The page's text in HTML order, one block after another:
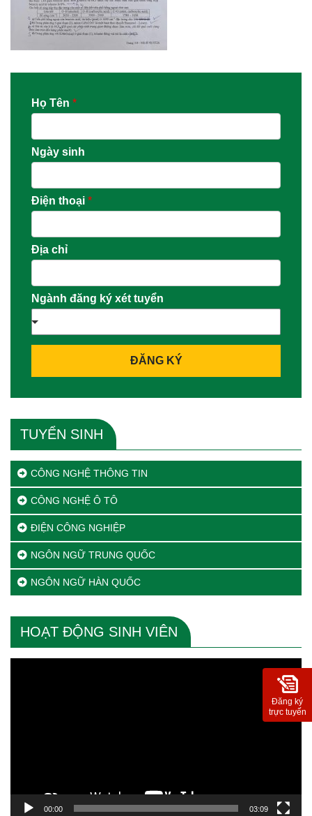
Họ Tên *
Ngày sinh
Điện thoại *
Địa chỉ
Ngành đăng ký xét tuyển
ĐĂNG KÝ
TUYỂN SINH
CÔNG NGHỆ THÔNG TIN
CÔNG NGHỆ Ô TÔ
ĐIỆN CÔNG NGHIỆP
NGÔN NGỮ TRUNG QUỐC
NGÔN NGỮ HÀN QUỐC
HOẠT ĐỘNG SINH VIÊN
00:00 03:09
Đăng ký
trực tuyến